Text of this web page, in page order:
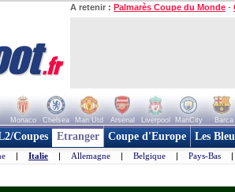
A retenir : Palmarès Coupe du Monde -
Monaco Chelsea Man Utd Arsenal Liverpool ManCity Barca
Coupes Etranger Coupe d'Europe Les
| Italie | Allemagne | Belgique | Pays-Bas |